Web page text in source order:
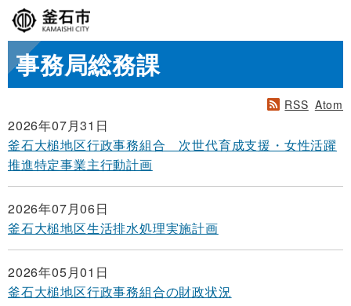
事務局総務課
RSS Atom
2026年07月31日
釜石大槌地区行政事務組合 次世代育成支援・女性活躍
推進特定事業主行動計画
2026年07月06日
釜石大槌地区生活排水処理実施計画
2026年05月01日
釜石大槌地区行政事務組合の財政状況